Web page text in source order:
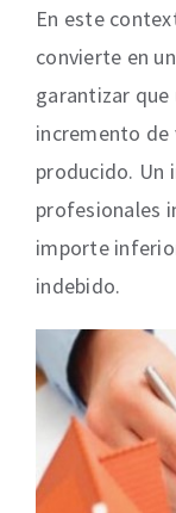
En este
convierte en
garantizar
incremento de
producido. Un
profesionales
importe
indebido.